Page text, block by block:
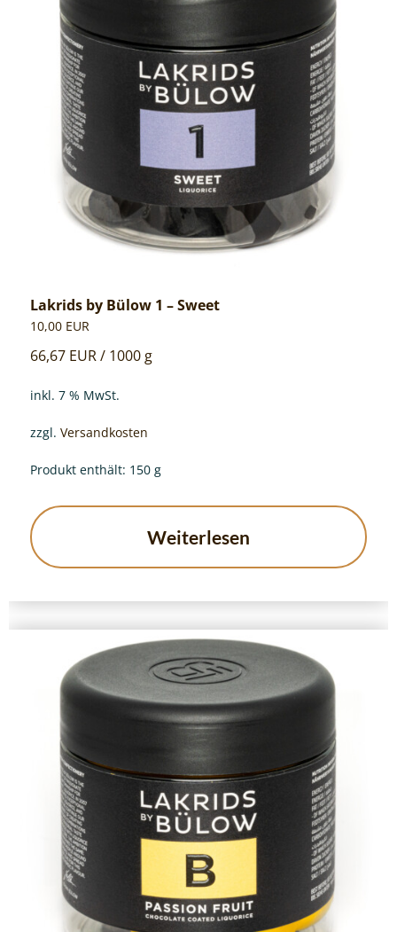
Lakrids by Bülow 1 – Sweet
10,00 EUR
66,67 EUR/ 1000g
inkl. 7 % MwSt.
zzgl. Versandkosten
Produkt enthält: 150 g
Weiterlesen